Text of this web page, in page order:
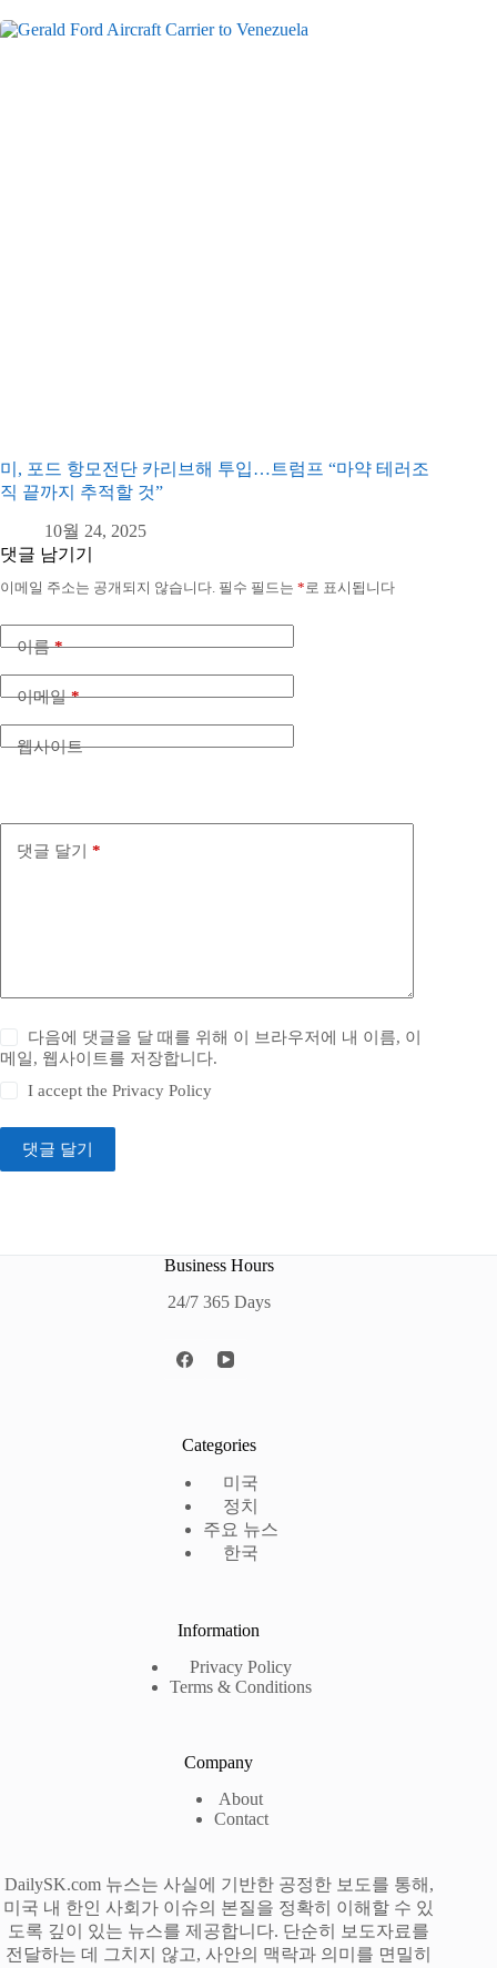
미, 포드 항모전단 카리브해 투입…트럼프 “마약 테러조
직 끝까지 추적할 것”
10월 24, 2025
댓글 남기기
이메일 주소는 공개되지 않습니다. 필수 필드는 *로 표시됩니다
이름*
이메일*
웹사이트
댓글 달기 *
다음에 댓글을 달 때를 위해 이 브라우저에 내 이름, 이
메일, 웹사이트를 저장합니다.
I accept thePrivacy Policy
댓글 달기
Business Hours
24/7 365 Days
Categories
미국
정치
주요 뉴스
한국
Information
Privacy Policy
Terms & Conditions
Company
About
Contact
DailySK.com 뉴스는 사실에 기반한 공정한 보도를 통해,
미국 내 한인 사회가 이슈의 본질을 정확히 이해할 수 있
도록 깊이 있는 뉴스를 제공합니다. 단순히 보도자료를
전달하는 데 그치지 않고, 사안의 맥락과 의미를 면밀히